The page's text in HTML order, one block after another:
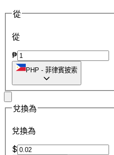
從
從
₱
PHP - 菲律賓披索
兌換為
兌換為
$